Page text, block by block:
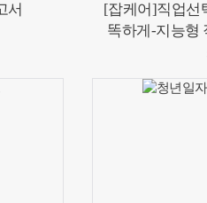
서
[잡케어]직업선
똑하게-지능형